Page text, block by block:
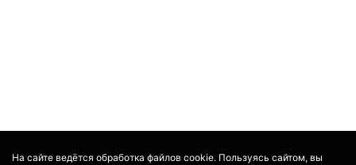
На сайте ведётся обработка файлов cookie. Пользуясь сайтом, вы